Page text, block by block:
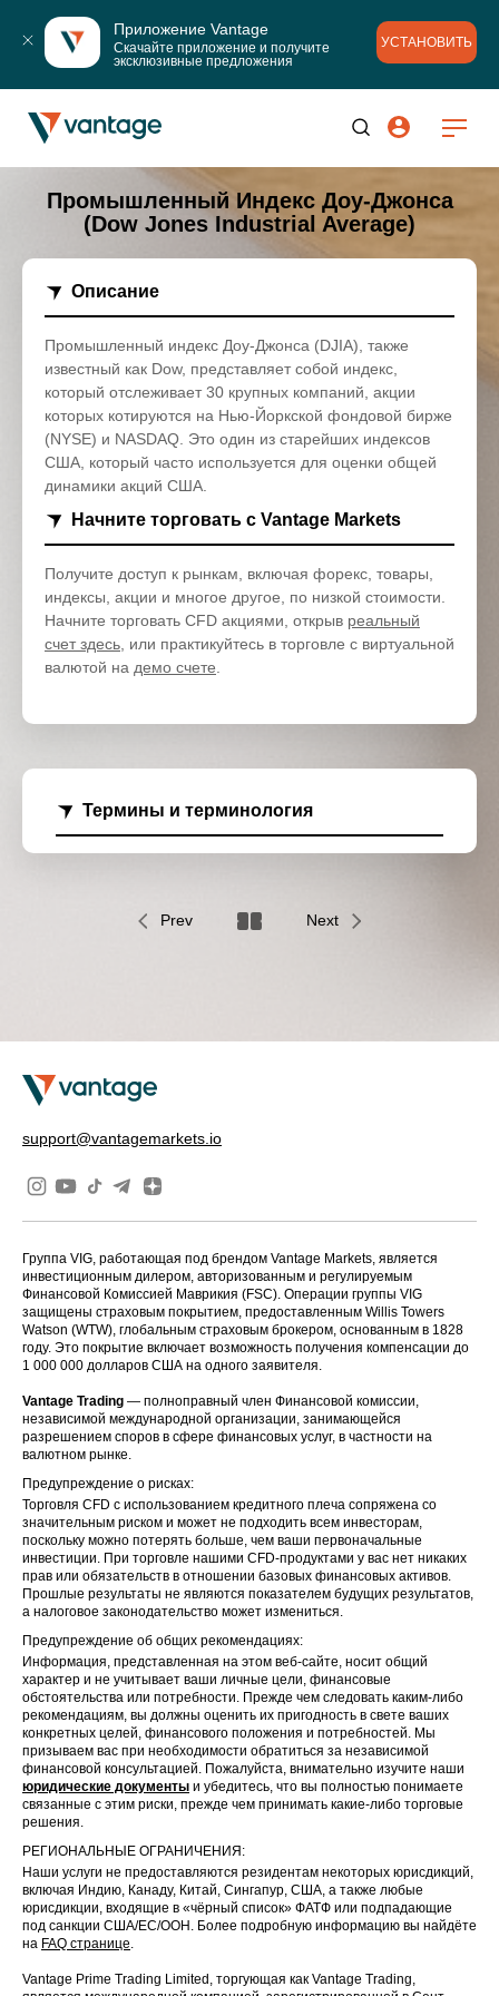
Приложение Vantage
Скачайте приложение и получите
эксклюзивные предложения
УСТАНОВИТЬ
Промышленный Индекс Доу-Джонса
(Dow Jones Industrial Average)
Описание
Промышленный индекс Доу-Джонса (DJIA), также
известный как Dow, представляет собой индекс,
который отслеживает 30 крупных компаний, акции
которых котируются на Нью-Йоркской фондовой бирже
(NYSE) и NASDAQ. Это один из старейших индексов
США, который часто используется для оценки общей
динамики акций США.
Начните торговать с Vantage Markets
Получите доступ к рынкам, включая форекс, товары,
индексы, акции и многое другое, по низкой стоимости.
Начните торговать CFD акциями, открыв реальный
счет здесь , или практикуйтесь в торговле с виртуальной
валютой на демо счете
Термины и терминология
Prev Next
support@vantagemarkets.io
Группа VIG, работающая под брендом Vantage Markets, является
инвестиционным дилером, авторизованным и регулируемым
Финансовой Комиссией Маврикия (FSC). Операции группы VIG
защищены страховым покрытием, предоставленным Willis Towers
Watson (WTW), глобальным страховым брокером, основанным в 1828
году. Это покрытие включает возможность получения компенсации до
1 000 000 долларов США на одного заявителя.
Vantage Trading — полноправный член Финансовой комиссии,
независимой международной организации, занимающейся
разрешением споров в сфере финансовых услуг, в частности на
валютном рынке.
Предупреждение о рисках:
Торговля CFD с использованием кредитного плеча сопряжена со
значительным риском и может не подходить всем инвесторам,
поскольку можно потерять больше, чем ваши первоначальные
инвестиции. При торговле нашими CFD-продуктами у вас нет никаких
прав или обязательств в отношении базовых финансовых активов.
Прошлые результаты не являются показателем будущих результатов,
а налоговое законодательство может измениться.
Предупреждение об общих рекомендациях:
Информация, представленная на этом веб-сайте, носит общий
характер и не учитывает ваши личные цели, финансовые
обстоятельства или потребности. Прежде чем следовать каким-либо
рекомендациям, вы должны оценить их пригодность в свете ваших
конкретных целей, финансового положения и потребностей. Мы
призываем вас при необходимости обратиться за независимой
финансовой консультацией. Пожалуйста, внимательно изучите наши
юридические документы и убедитесь, что вы полностью понимаете
связанные с этим риски, прежде чем принимать какие-либо торговые
решения.
РЕГИОНАЛЬНЫЕ ОГРАНИЧЕНИЯ:
Наши услуги не предоставляются резидентам некоторых юрисдикций,
включая Индию, Канаду, Китай, Сингапур, США, а также любые
юрисдикции, входящие в «чёрный список» ФАТФ или подпадающие
под санкции США/ЕС/ООН. Более подробную информацию вы найдёте
на FAQ странице.
Vantage Prime Trading Limited, торгующая как Vantage Trading,